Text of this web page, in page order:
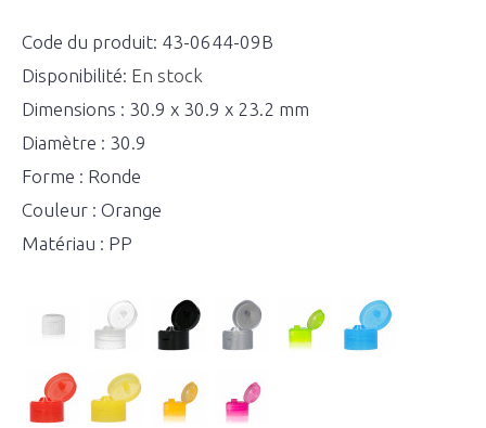
Code du produit: 43-0644-09B
Disponibilité: En stock
Dimensions : 30.9 x 30.9 x 23.2 mm
Diamètre : 30.9
Forme : Ronde
Couleur : Orange
Matériau : PP